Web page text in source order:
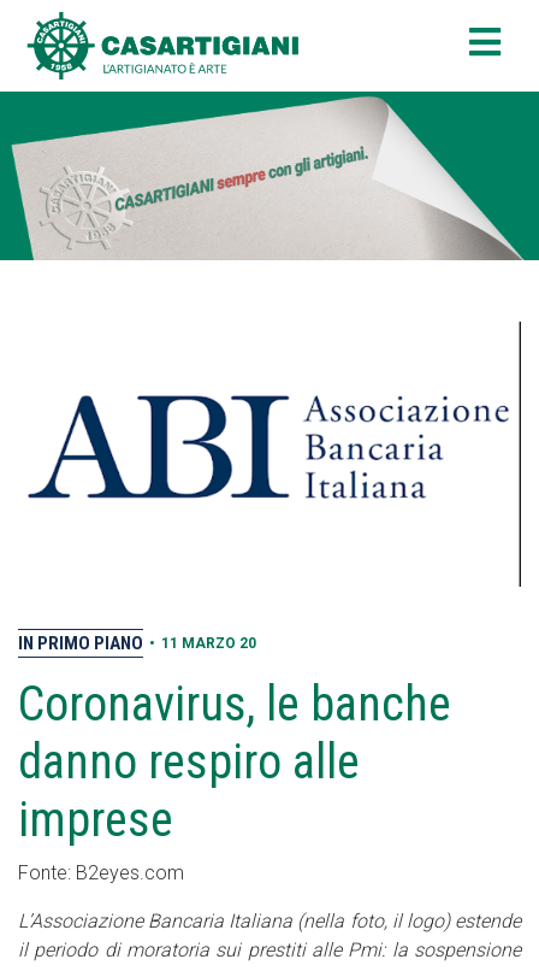
IN PRIMO PIANO • 11 MARZO 20
Coronavirus, le banche
danno respiro alle
imprese
Fonte: B2eyes.com
L’Associazione Bancaria Italiana (nella foto, il logo) estende
il periodo di moratoria sui prestiti alle Pmi: la sospensione